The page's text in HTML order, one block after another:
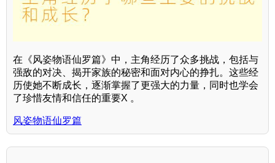
在《风姿物语仙罗篇》中，主角经历了众多挑战，包括与
强敌的对决、揭开家族的秘密和面对内心的挣扎。这些经
历使她不断成长，逐渐掌握了更强大的力量，同时也学会
了珍惜友情和信任的重要X 。
风姿物语仙罗篇